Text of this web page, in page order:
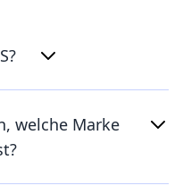
welche Marke